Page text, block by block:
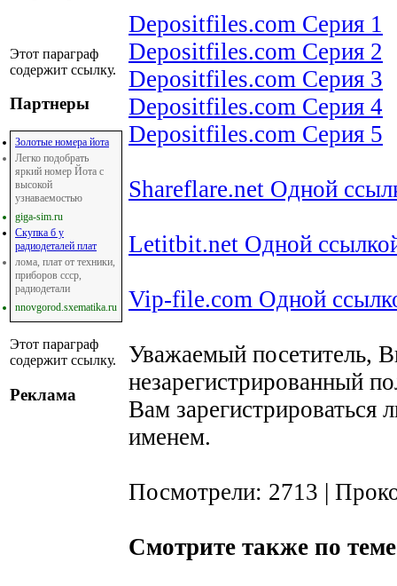
Этот параграф
содержит ссылку.
Партнеры
Золотые номера йота
Легко подобрать
яркий номер Йота с
высокой
узнаваемостью
giga-sim.ru
Скупка б у
радиодеталей плат
лома, плат от техники,
приборов ссср,
радиодетали
nnovgorod.sxematika.ru
Этот параграф
содержит ссылку.
Реклама
Depositfiles.com Серия 1
Depositfiles.com Серия 2
Depositfiles.com Серия 3
Depositfiles.com Серия 4
Depositfiles.com Серия 5
Shareflare.net Одной
Letitbit.net Одной
Vip-file.com Одной
Уважаемый посетитель,
незарегистрированный
Вам зарегистрироваться
именем.
Посмотрели: 2713 |
Смотрите также по